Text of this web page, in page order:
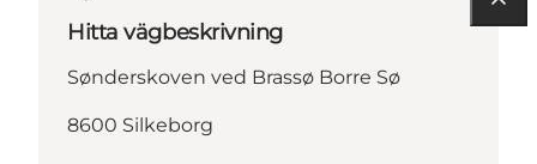
Hitta vägbeskrivning
Sønderskoven ved Brassø Borre Sø
8600 Silkeborg